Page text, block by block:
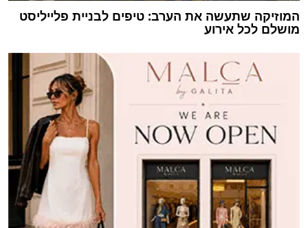
המוזיקה שתעשה את הערב: טיפים לבניית פלייליסט
מושלם לכל אירוע